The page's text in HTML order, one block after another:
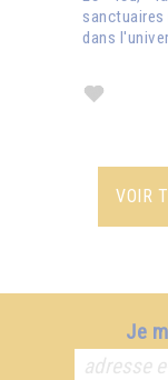
dans
VOIR
Je